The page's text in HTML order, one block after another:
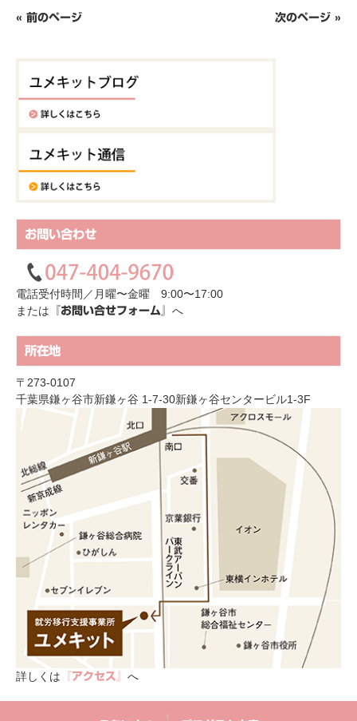
« 前のページ 次のページ »
お問い合わせ
電話受付時間／月曜〜金曜 9:00〜17:00
または 『お問い合せフォーム』 へ
所在地
〒273-0107
千葉県鎌ヶ谷市新鎌ヶ谷 1-7-30新鎌ヶ谷センタービル1-3F
詳しくは 『アクセス』 へ